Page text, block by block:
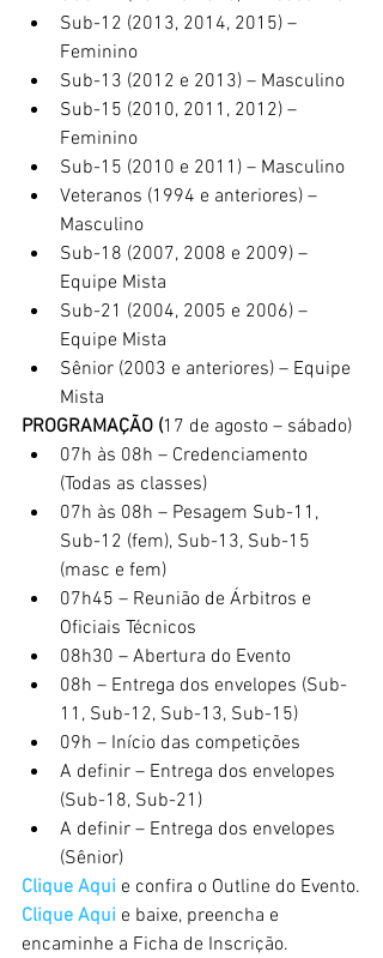
Sub-12 (2013, 2014, 2015) –
Feminino
Sub-13 (2012 e 2013) – Masculino
Sub-15 (2010, 2011, 2012) –
Feminino
Sub-15 (2010 e 2011) – Masculino
Veteranos (1994 e anteriores) –
Masculino
Sub-18 (2007, 2008 e 2009) –
Equipe Mista
Sub-21 (2004, 2005 e 2006) –
Equipe Mista
Sênior (2003 e anteriores) – Equipe
Mista
PROGRAMAÇÃO (17 de agosto – sábado)
07h às 08h – Credenciamento
(Todas as classes)
07h às 08h – Pesagem Sub-11,
Sub-12 (fem), Sub-13, Sub-15
(masc e fem)
07h45 – Reunião de Árbitros e
Oficiais Técnicos
08h30 – Abertura do Evento
08h – Entrega dos envelopes (Sub-
11, Sub-12, Sub-13, Sub-15)
09h – Início das competições
A definir – Entrega dos envelopes
(Sub-18, Sub-21)
A definir – Entrega dos envelopes
(Sênior)
Clique Aqui e confira o Outline do Evento.
Clique Aqui e baixe, preencha e
encaminhe a Ficha de Inscrição.